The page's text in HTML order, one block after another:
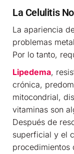
La Celulitis
La apariencia
problemas
Por lo tanto,
Lipedema,
crónica,
mitocondrial,
vitaminas son
Después de
superficial y el
procedimientos